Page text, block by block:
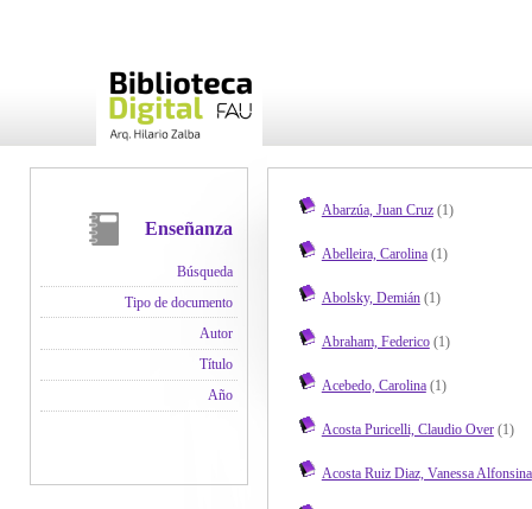
Enseñanza
Búsqueda
Tipo de documento
Autor
Título
Año
Abarzúa, Juan Cruz(1)
Abelleira, Carolina(1)
Abolsky, Demián(1)
Abraham, Federico(1)
Acebedo, Carolina(1)
Acosta Puricelli, Claudio Over(1)
Acosta Ruiz Diaz, Vanessa Alfonsina